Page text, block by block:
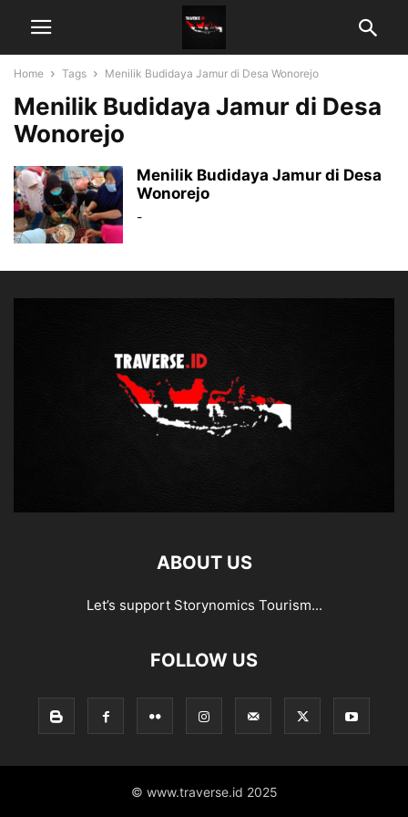
Home Tags Menilik Budidaya Jamur di Desa Wonorejo
Menilik Budidaya Jamur di Desa
Wonorejo
Menilik Budidaya Jamur di Desa
Wonorejo
-
ABOUT US
Let’s support Storynomics Tourism...
FOLLOW US
© www.traverse.id 2025